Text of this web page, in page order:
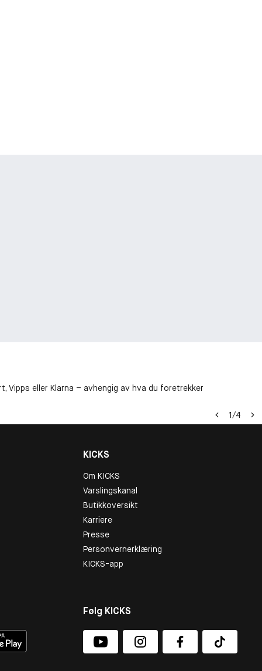
Vipps eller Klarna – avhengig av hva du foretrekker
1/4
KICKS
Om KICKS
Varslingskanal
Butikkoversikt
Karriere
Presse
Personvernerklæring
KICKS-app
Følg KICKS